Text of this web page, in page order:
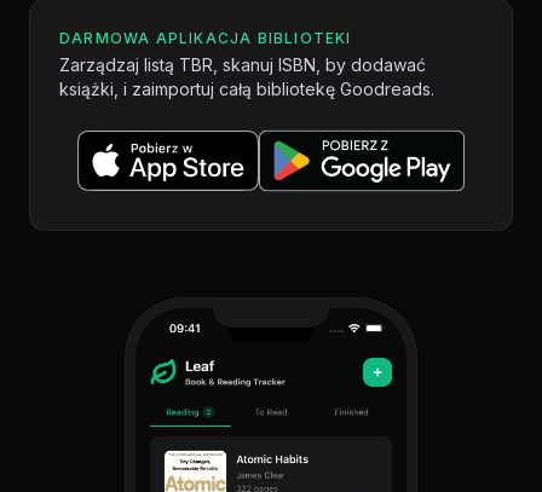
DARMOWA APLIKACJA BIBLIOTEKI
Zarządzaj listą TBR, skanuj ISBN, by dodawać
książki, i zaimportuj całą bibliotekę Goodreads.